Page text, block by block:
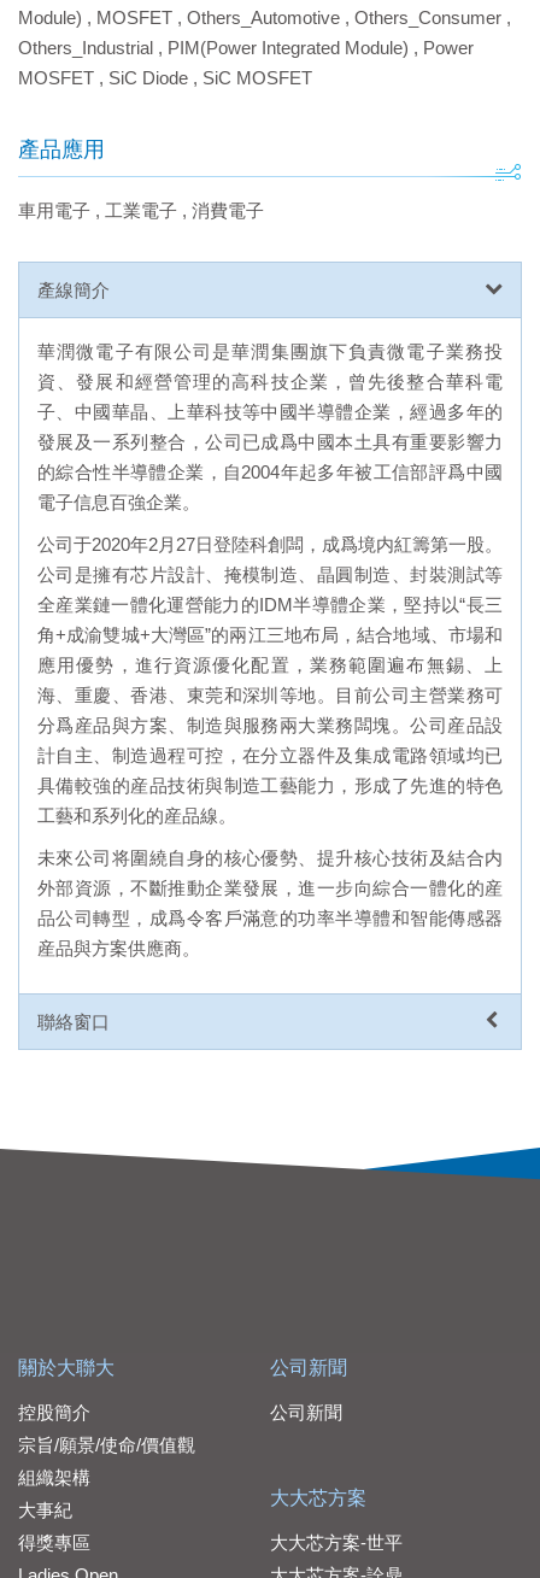
Module) , MOSFET , Others_Automotive , Others_Consumer ,
Others_Industrial , PIM(Power Integrated Module) , Power
MOSFET , SiC Diode , SiC MOSFET
產品應用
車用電子 , 工業電子 , 消費電子
產線簡介
華潤微電子有限公司是華潤集團旗下負責微電子業務投
資、發展和經營管理的高科技企業，曾先後整合華科電
子、中國華晶、上華科技等中國半導體企業，經過多年的
發展及一系列整合，公司已成爲中國本土具有重要影響力
的綜合性半導體企業，自2004年起多年被工信部評爲中國
電子信息百強企業。
公司于2020年2月27日登陸科創闆，成爲境内紅籌第一股。
公司是擁有芯片設計、掩模制造、晶圓制造、封裝測試等
全産業鏈一體化運營能力的IDM半導體企業，堅持以“長三
角+成渝雙城+大灣區”的兩江三地布局，結合地域、市場和
應用優勢，進行資源優化配置，業務範圍遍布無錫、上
海、重慶、香港、東莞和深圳等地。目前公司主營業務可
分爲産品與方案、制造與服務兩大業務闆塊。公司産品設
計自主、制造過程可控，在分立器件及集成電路領域均已
具備較強的産品技術與制造工藝能力，形成了先進的特色
工藝和系列化的産品線。
未來公司将圍繞自身的核心優勢、提升核心技術及結合内
外部資源，不斷推動企業發展，進一步向綜合一體化的産
品公司轉型，成爲令客戶滿意的功率半導體和智能傳感器
産品與方案供應商。
聯絡窗口
關於大聯大
控股簡介
宗旨/願景/使命/價值觀
組織架構
大事紀
得獎專區
公司新聞
公司新聞
大大芯方案
大大芯方案-世平